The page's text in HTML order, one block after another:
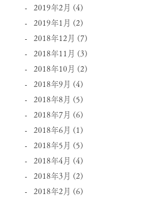
2019年2月 (4)
2019年1月 (2)
2018年12月 (7)
2018年11月 (3)
2018年10月 (2)
2018年9月 (4)
2018年8月 (5)
2018年7月 (6)
2018年6月 (1)
2018年5月 (5)
2018年4月 (4)
2018年3月 (2)
2018年2月 (6)